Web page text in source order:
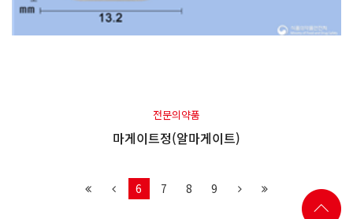
전문의약품
마게이트정(알마게이트)
6 7 8 9